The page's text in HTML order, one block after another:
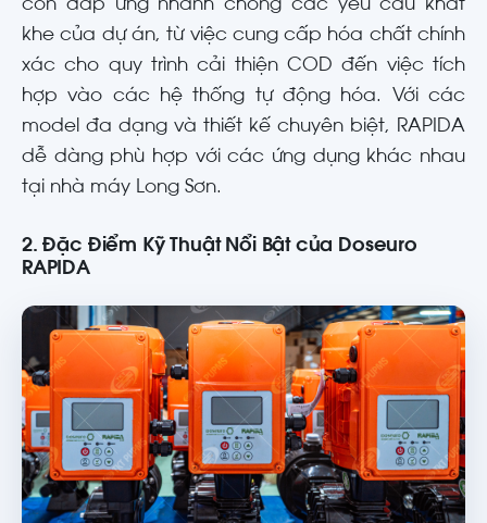
còn đáp ứng nhanh chóng các yêu cầu khắt
khe của dự án, từ việc cung cấp hóa chất chính
xác cho quy trình cải thiện COD đến việc tích
hợp vào các hệ thống tự động hóa. Với các
model đa dạng và thiết kế chuyên biệt, RAPIDA
dễ dàng phù hợp với các ứng dụng khác nhau
tại nhà máy Long Sơn.
2. Đặc Điểm Kỹ Thuật Nổi Bật của Doseuro
RAPIDA